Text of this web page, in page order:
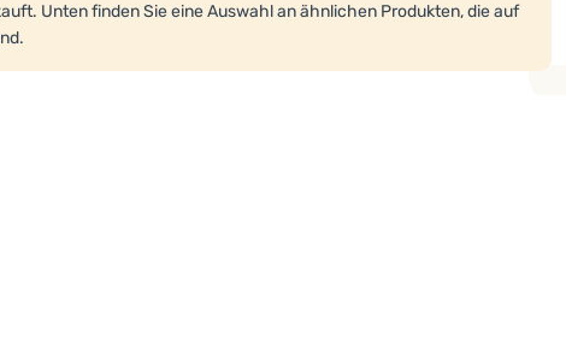
Unten finden Sie eine Auswahl an ähnlichen Produkten, die auf